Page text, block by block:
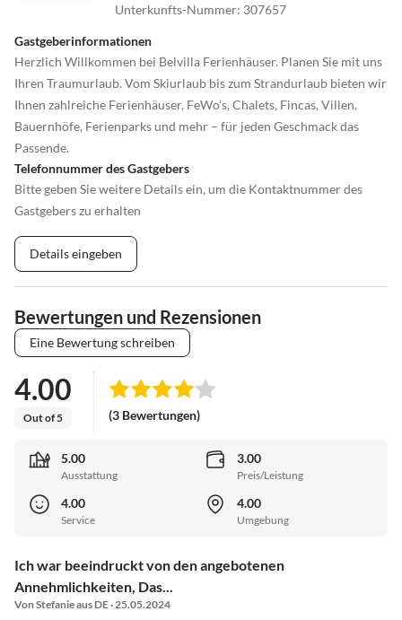
Unterkunfts-Nummer: 307657
Gastgeberinformationen
Herzlich Willkommen bei Belvilla Ferienhäuser. Planen Sie mit uns
Ihren Traumurlaub. Vom Skiurlaub bis zum Strandurlaub bieten wir
Ihnen zahlreiche Ferienhäuser, FeWo’s, Chalets, Fincas, Villen,
Bauernhöfe, Ferienparks und mehr – für jeden Geschmack das
Passende.
Telefonnummer des Gastgebers
Bitte geben Sie weitere Details ein, um die Kontaktnummer des
Gastgebers zu erhalten
Details eingeben
Bewertungen und Rezensionen
Eine Bewertung schreiben
4.00
Out of 5 (3 Bewertungen)
5.00
Ausstattung
3.00
Preis/Leistung
4.00
Service
4.00
Umgebung
Ich war beeindruckt von den angebotenen
Annehmlichkeiten, Das...
Von Stefanie aus DE · 25.05.2024